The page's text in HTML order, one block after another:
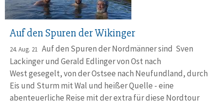
Auf den Spuren der Wikinger
24. Aug. 21 Auf den Spuren der Nordmänner sind Sven
Lackinger und Gerald Edlinger von Ost nach
West gesegelt, von der Ostsee nach Neufundland, durch
Eis und Sturm mit Wal und heißer Quelle - eine
abenteuerliche Reise mit der extra für diese Nordtour